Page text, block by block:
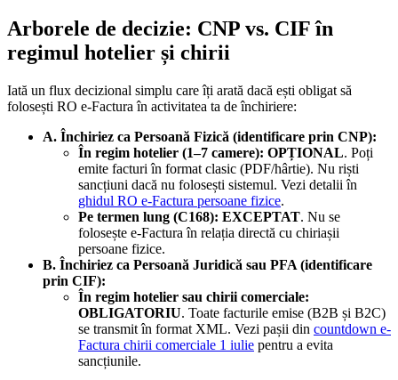
Arborele de decizie: CNP vs. CIF în
regimul hotelier și chirii
Iată un flux decizional simplu care îți arată dacă ești obligat să
folosești RO e-Factura în activitatea ta de închiriere:
A. Închiriez ca Persoană Fizică (identificare prin CNP):
În regim hotelier (1–7 camere): OPȚIONAL. Poți
emite facturi în format clasic (PDF/hârtie). Nu riști
sancțiuni dacă nu folosești sistemul. Vezi detalii în
ghidul RO e-Factura persoane fizice.
Pe termen lung (C168): EXCEPTAT. Nu se
folosește e-Factura în relația directă cu chiriașii
persoane fizice.
B. Închiriez ca Persoană Juridică sau PFA (identificare
prin CIF):
În regim hotelier sau chirii comerciale:
OBLIGATORIU. Toate facturile emise (B2B și B2C)
se transmit în format XML. Vezi pașii din countdown e-
Factura chirii comerciale 1 iulie pentru a evita
sancțiunile.